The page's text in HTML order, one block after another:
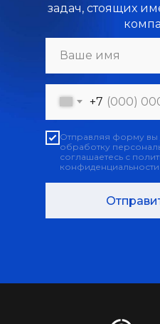
задач, стоящих
+7
Отправляя форму вы
обработку
соглашаетесь с
конфиденциальности